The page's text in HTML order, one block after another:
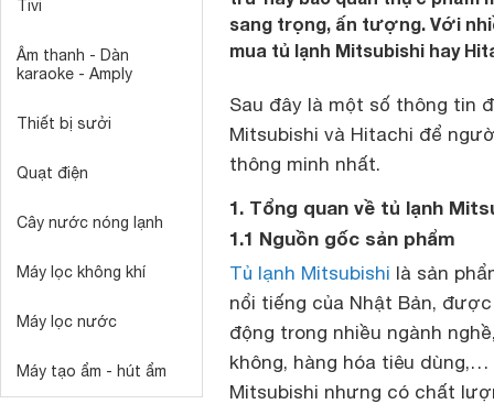
Tivi
Âm thanh - Dàn
karaoke - Amply
Thiết bị sưởi
Quạt điện
Cây nước nóng lạnh
Máy lọc không khí
Máy lọc nước
Máy tạo ẩm - hút ẩm
sang trọng, ấn tượng. Với
mua tủ lạnh Mitsubishi hay
Sau đây là một số thông tin
Mitsubishi và Hitachi để
thông minh nhất.
1. Tổng quan về tủ lạnh
1.1 Nguồn gốc sản phẩm
Tủ lạnh Mitsubishi là sản
nổi tiếng của Nhật Bản,
động trong nhiều ngành
không, hàng hóa tiêu
Mitsubishi nhưng có chất